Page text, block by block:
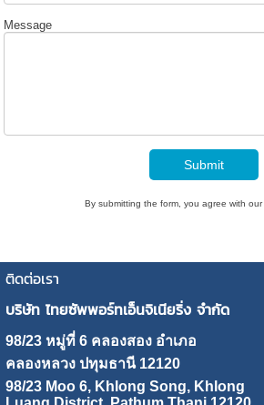
Message
Submit
By submitting the form, you agree with our
ติดต่อเรา
บริษัท ไทยซัพพอร์ทเอ็นจิเนียริ่ง จำกัด
98/23 หมู่ที่ 6 คลองสอง อำเภอ
คลองหลวง ปทุมธานี 12120
98/23 Moo 6, Khlong Song, Khlong